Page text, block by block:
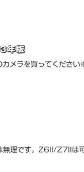
年版
ラを買ってくださ
理です。Z6II/Z7IIは